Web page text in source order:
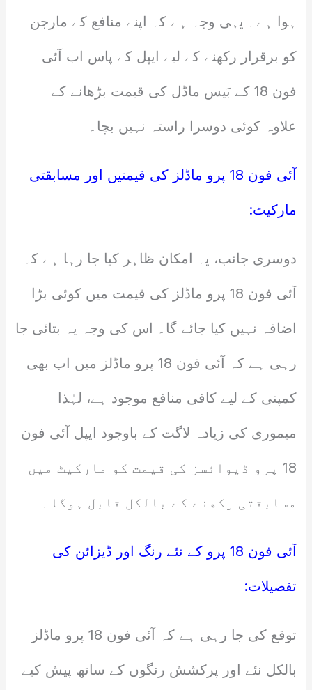
ہوا ہے۔ یہی وجہ ہے کہ اپنے منافع کے مارجن
کو برقرار رکھنے کے لیے ایپل کے پاس اب آئی
فون 18 کے بَیس ماڈل کی قیمت بڑھانے کے
علاوہ کوئی دوسرا راستہ نہیں بچا۔
آئی فون 18 پرو ماڈلز کی قیمتیں اور مسابقتی
مارکیٹ:
دوسری جانب، یہ امکان ظاہر کیا جا رہا ہے کہ
آئی فون 18 پرو ماڈلز کی قیمت میں کوئی بڑا
اضافہ نہیں کیا جائے گا۔ اس کی وجہ یہ بتائی جا
رہی ہے کہ آئی فون 18 پرو ماڈلز میں اب بھی
کمپنی کے لیے کافی منافع موجود ہے، لہٰذا
میموری کی زیادہ لاگت کے باوجود ایپل آئی فون
18 پرو ڈیوائسز کی قیمت کو مارکیٹ میں
مسابقتی رکھنے کے بالکل قابل ہوگا۔
آئی فون 18 پرو کے نئے رنگ اور ڈیزائن کی
تفصیلات:
توقع کی جا رہی ہے کہ آئی فون 18 پرو ماڈلز
بالکل نئے اور پرکشش رنگوں کے ساتھ پیش کیے